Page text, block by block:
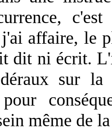
affaire, le
dit ni écrit.
sur la
même de